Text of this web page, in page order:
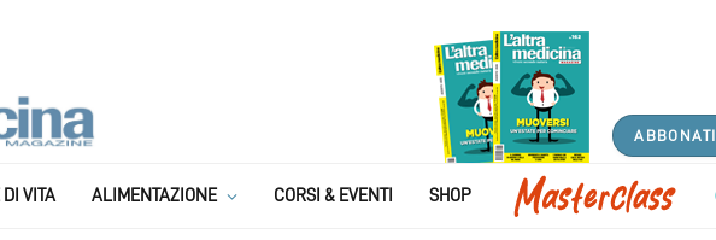
ABBONATI
VITA ALIMENTAZIONE CORSI & EVENTI SHOP